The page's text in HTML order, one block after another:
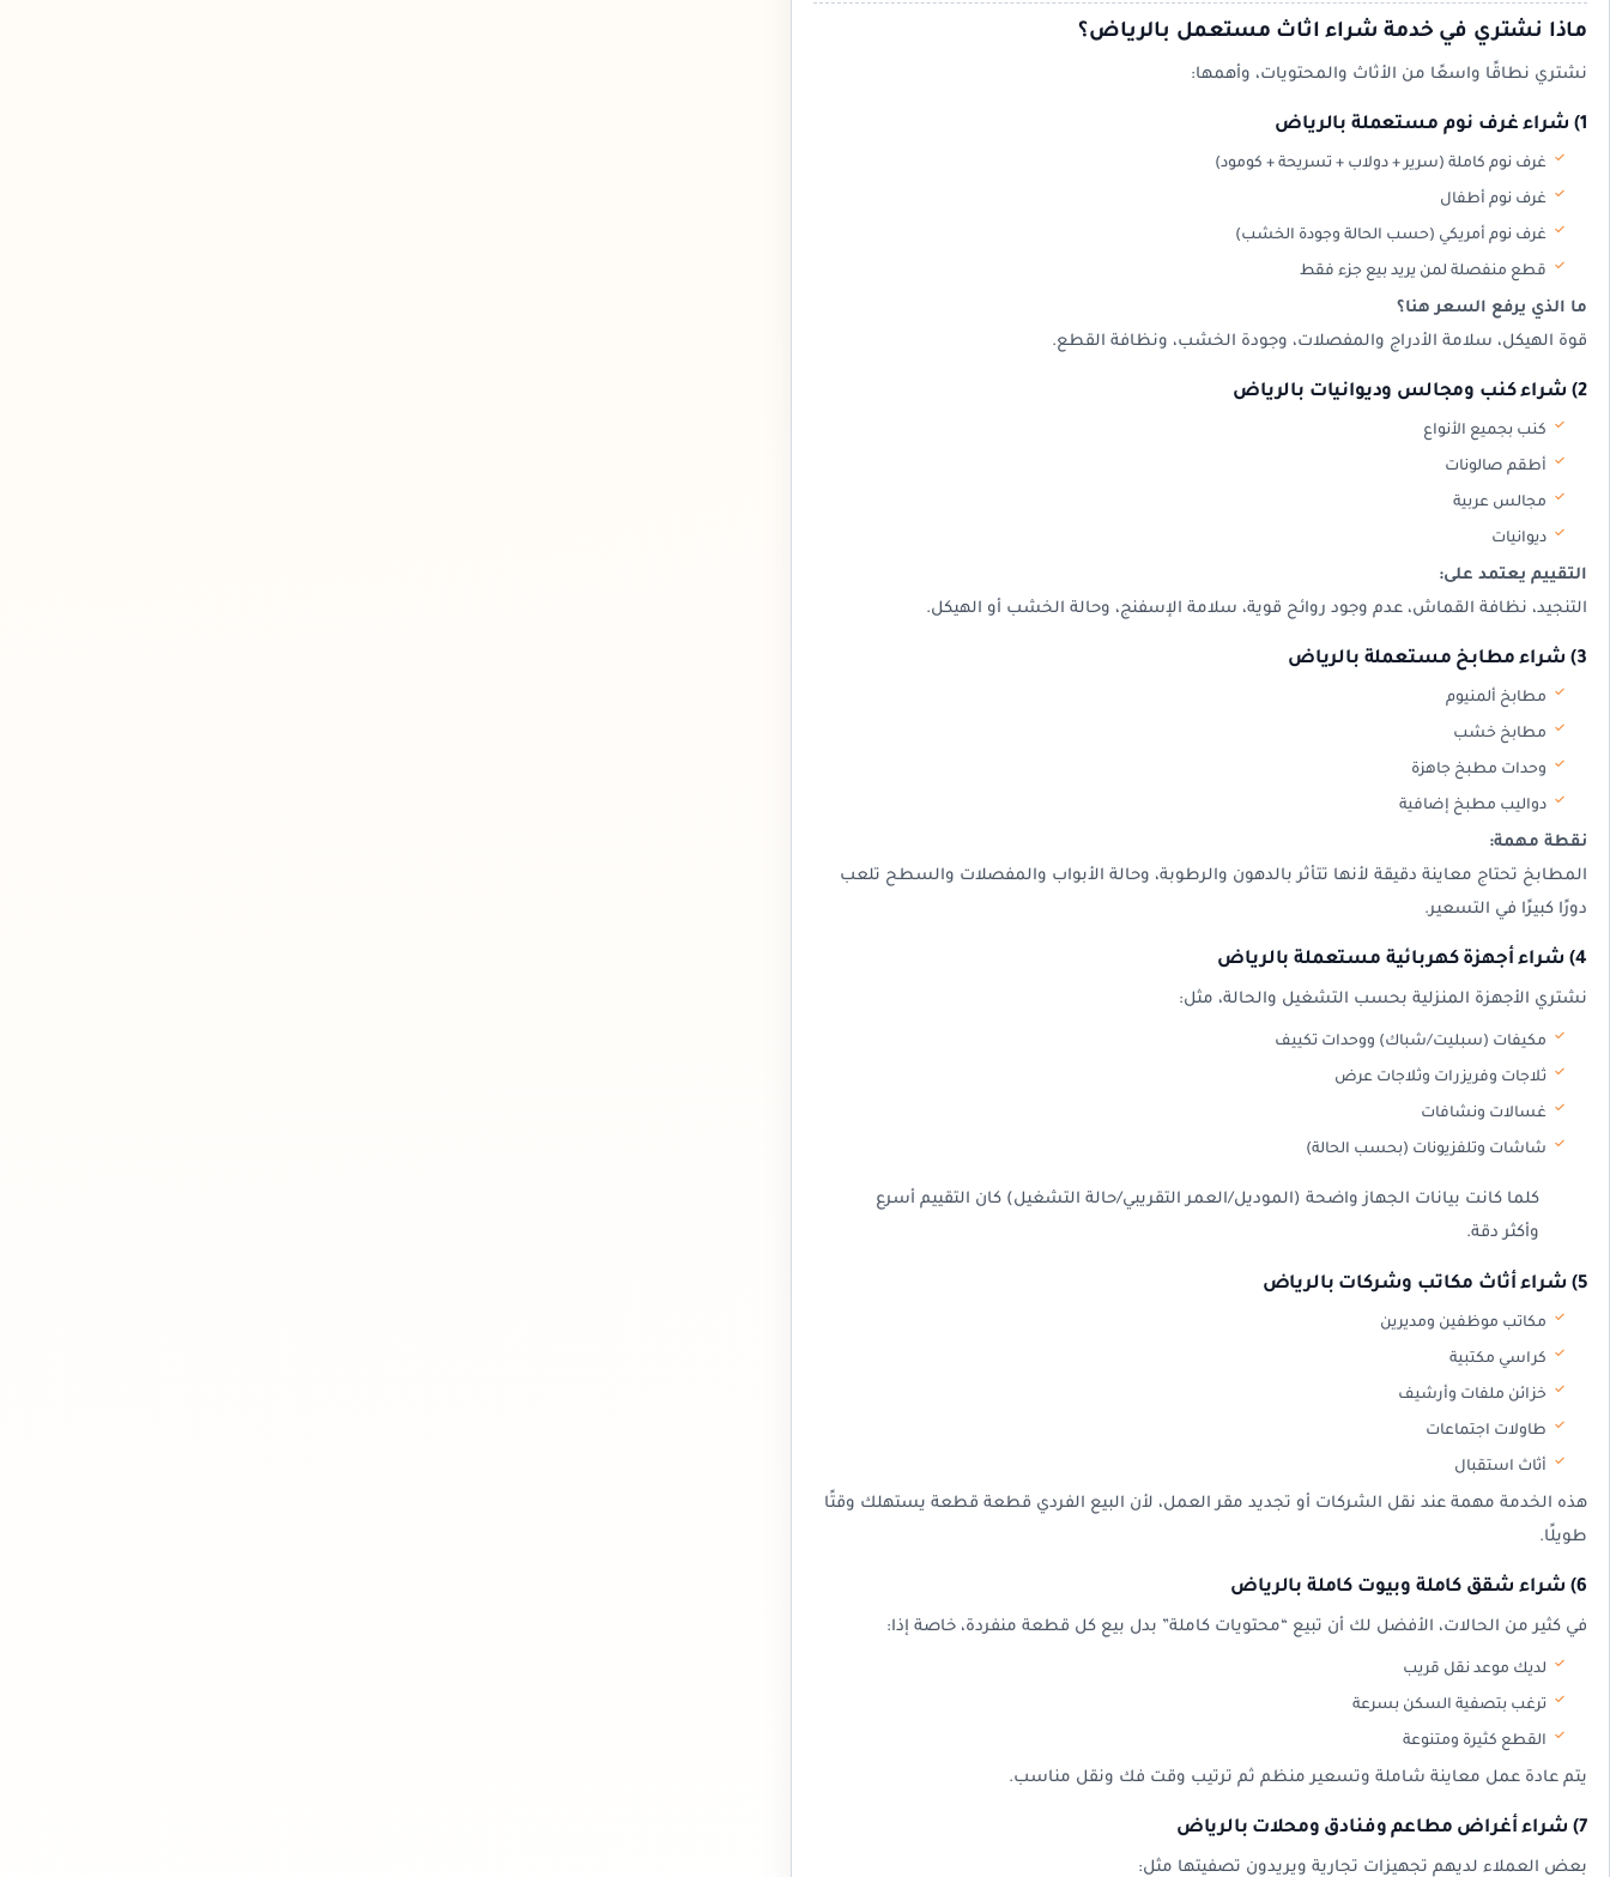
ماذا نشتري في خدمة شراء اثاث مستعمل بالرياض؟
نشتري نطاقًا واسعًا من الأثاث والمحتويات، وأهمها:
1) شراء غرف نوم مستعملة بالرياض
غرف نوم كاملة (سرير + دولاب + تسريحة + كومود)
غرف نوم أطفال
غرف نوم أمريكي (حسب الحالة وجودة الخشب)
قطع منفصلة لمن يريد بيع جزء فقط
ما الذي يرفع السعر هنا؟
قوة الهيكل، سلامة الأدراج والمفصلات، وجودة الخشب، ونظافة القطع.
2) شراء كنب ومجالس وديوانيات بالرياض
كنب بجميع الأنواع
أطقم صالونات
مجالس عربية
ديوانيات
التقييم يعتمد على:
التنجيد، نظافة القماش، عدم وجود روائح قوية، سلامة الإسفنج، وحالة الخشب أو الهيكل.
3) شراء مطابخ مستعملة بالرياض
مطابخ ألمنيوم
مطابخ خشب
وحدات مطبخ جاهزة
دواليب مطبخ إضافية
نقطة مهمة:
المطابخ تحتاج معاينة دقيقة لأنها تتأثر بالدهون والرطوبة، وحالة الأبواب والمفصلات والسطح تلعب
دورًا كبيرًا في التسعير.
4) شراء أجهزة كهربائية مستعملة بالرياض
نشتري الأجهزة المنزلية بحسب التشغيل والحالة، مثل:
مكيفات (سبليت/شباك) ووحدات تكييف
ثلاجات وفريزرات وثلاجات عرض
غسالات ونشافات
شاشات وتلفزيونات (بحسب الحالة)
كلما كانت بيانات الجهاز واضحة (الموديل/العمر التقريبي/حالة التشغيل) كان التقييم أسرع
وأكثر دقة.
5) شراء أثاث مكاتب وشركات بالرياض
مكاتب موظفين ومديرين
كراسي مكتبية
خزائن ملفات وأرشيف
طاولات اجتماعات
أثاث استقبال
هذه الخدمة مهمة عند نقل الشركات أو تجديد مقر العمل، لأن البيع الفردي قطعة قطعة يستهلك وقتًا
طويلًا.
6) شراء شقق كاملة وبيوت كاملة بالرياض
في كثير من الحالات، الأفضل لك أن تبيع “محتويات كاملة” بدل بيع كل قطعة منفردة، خاصة إذا:
لديك موعد نقل قريب
ترغب بتصفية السكن بسرعة
القطع كثيرة ومتنوعة
يتم عادة عمل معاينة شاملة وتسعير منظم ثم ترتيب وقت فك ونقل مناسب.
7) شراء أغراض مطاعم وفنادق ومحلات بالرياض
بعض العملاء لديهم تجهيزات تجارية ويريدون تصفيتها مثل: